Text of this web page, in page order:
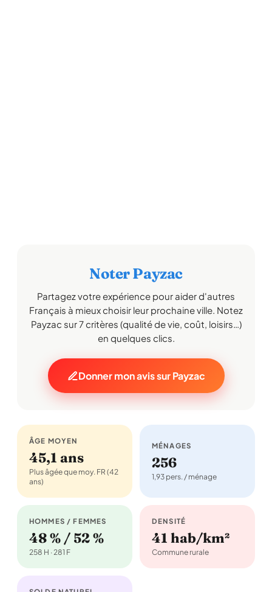
Noter Payzac
Partagez votre expérience pour aider d'autres
Français à mieux choisir leur prochaine ville. Notez
Payzac sur 7 critères (qualité de vie, coût, loisirs…)
en quelques clics.
Donner mon avis sur Payzac
ÂGE MOYEN
45,1 ans
Plus âgée que moy. FR (42
ans)
MÉNAGES
256
1,93 pers. / ménage
HOMMES / FEMMES
48 % / 52 %
258 H · 281 F
DENSITÉ
41 hab/km²
Commune rurale